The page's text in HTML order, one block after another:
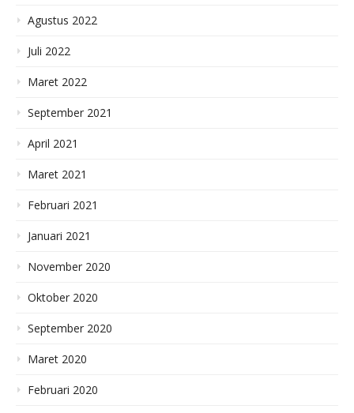
Agustus 2022
Juli 2022
Maret 2022
September 2021
April 2021
Maret 2021
Februari 2021
Januari 2021
November 2020
Oktober 2020
September 2020
Maret 2020
Februari 2020